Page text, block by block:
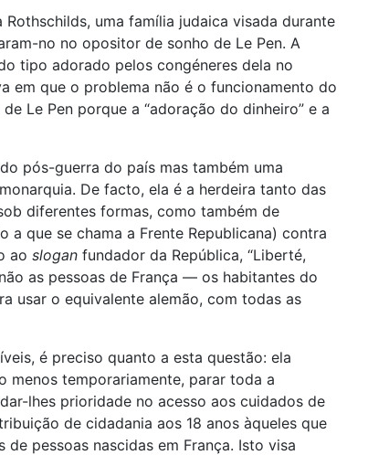
uma família judaica visada durante
no no opositor de sonho de Le Pen. A
tipo adorado pelos congéneres dela no
em que o problema não é o funcionamento do
Le Pen porque a “adoração do dinheiro” e a
pós-guerra do país mas também uma
De facto, ela é a herdeira tanto das
diferentes formas, como também de
que se chama a Frente Republicana) contra
ao slogan fundador da República, “Liberté,
as pessoas de França — os habitantes do
usar o equivalente alemão, com todas as
é preciso quanto a esta questão: ela
menos temporariamente, parar toda a
lhes prioridade no acesso aos cuidados de
de cidadania aos 18 anos àqueles que
pessoas nascidas em França. Isto visa